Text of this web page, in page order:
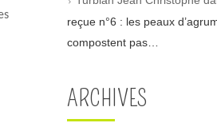
reçue n°6 : les peaux
compostent pas…
ARCHIVES